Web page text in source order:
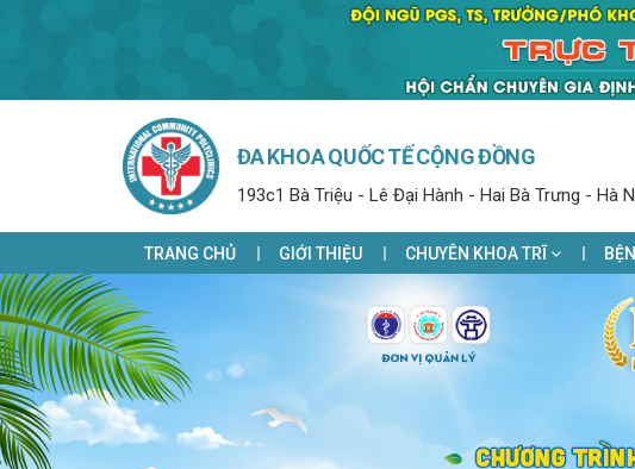
ĐA KHOA QUỐC TẾ CỘNG ĐỒNG
193c1 Bà Triệu - Lê Đại Hành - Hai Bà Trưng - Hà
TRANG CHỦ GIỚI THIỆU CHUYÊN KHOA TRĨ